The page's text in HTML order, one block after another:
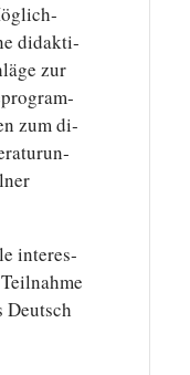
di­dak­ti­
zur
zum di­
in­ter­es­
Deutsch